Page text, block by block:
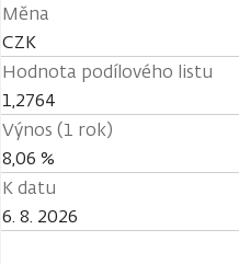
Měna
CZK
Hodnota podílového listu
1,2764
Výnos (1 rok)
8,06 %
K datu
6. 8. 2026